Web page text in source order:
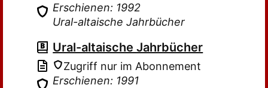
Erschienen: 1992
Ural-altaische Jahrbücher
Ural-altaische Jahrbücher
Zugriff nur im Abonnement
Erschienen: 1991